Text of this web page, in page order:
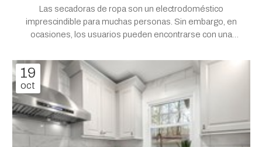
Las secadoras de ropa son un electrodoméstico
imprescindible para muchas personas. Sin embargo, en
ocasiones, los usuarios pueden encontrarse con una
prolongarse más allá de lo razonable. ¿A qué puede
deberse este fenómeno? En esta nueva
19
oct